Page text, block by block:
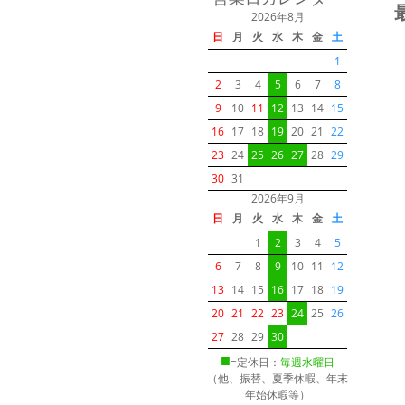
2026年8月
日
月 火 水 木 金 土
1
2
3 4 5 6 7
8
9
10 11 12 13 14 15
16 17 18 19 20 21 22
23 24 25 26 27 28 29
30 31
2026年9月
日
月 火 水 木 金 土
1
2 3 4
5
6
7 8 9 10 11
12
13 14 15 16 17 18 19
20 21 22 23 24 25 26
27 28 29 30
■=定休日： 毎週水曜日
（他、振替、夏季休暇、年末
年始休暇等）